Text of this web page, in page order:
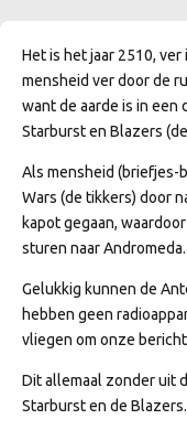
Het is het jaar 2510,
mensheid ver door de
want de aarde is in
Starburst en Blazers
Als mensheid (briefjes-
Wars (de tikkers) door
kapot gegaan,
sturen naar Andromeda.
Gelukkig kunnen de
hebben geen
vliegen om onze
Dit allemaal zonder uit
Starburst en de Blazers.